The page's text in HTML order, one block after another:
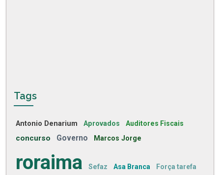
Tags
Antonio Denarium Aprovados Auditores Fiscais
concurso Governo Marcos Jorge
roraima Sefaz Asa Branca Força tarefa